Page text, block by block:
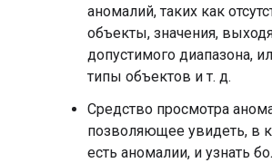
аномалий, таких как
объекты, значения,
допустимого диапазона,
типы объектов и т. д.
Средство просмотра
позволяющее увидеть, в
есть аномалии, и узнать